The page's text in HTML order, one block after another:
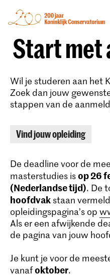
Start met
Wil je studeren aan het
Zoek dan jouw
stappen van de
Vind jouw opleiding
De deadline voor de
masterstudies isop 26
(Nederlandse tijd). De
hoofdvak staan
opleidingspagina’s op
Als er een afwijkende
de pagina van jouw
Je kunt je voor de
vanafoktober.